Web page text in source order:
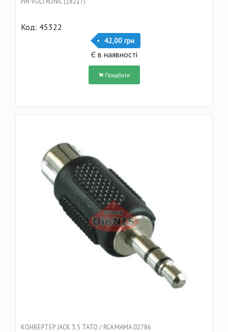
Код: 45322
42,00 грн
Є в наявності
Придбати
КОНВЕРТЕР JACK 3.5 ТАТО / RCA МАМА 02786